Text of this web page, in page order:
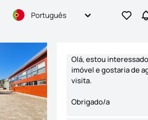
Português Ir